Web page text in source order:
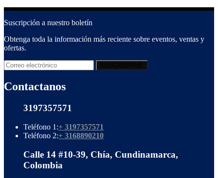
Suscripción a nuestro boletín
Obtenga toda la información más reciente sobre eventos, ventas y
ofertas.
Contactanos
3197357571
Teléfono 1:+ 3197357571
Teléfono 2:+ 3168890210
Calle 14 #10-39, Chía, Cundinamarca,
Colombia